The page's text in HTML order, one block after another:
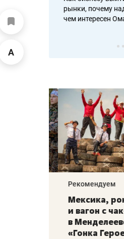
кредитов
рынки, почему
чем интересен
Рекомендуем
Мексика,
и вагон с
в
«Гонка